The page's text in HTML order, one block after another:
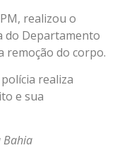
realizou o
do Departamento
remoção do corpo.
realiza
e sua
Bahia